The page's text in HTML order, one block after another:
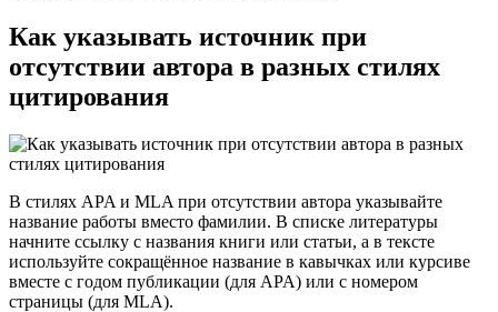
Как указывать источник при
отсутствии автора в разных стилях
цитирования
В стилях APA и MLA при отсутствии автора указывайте
название работы вместо фамилии. В списке литературы
начните ссылку с названия книги или статьи, а в тексте
используйте сокращённое название в кавычках или курсиве
вместе с годом публикации (для APA) или с номером
страницы (для MLA).